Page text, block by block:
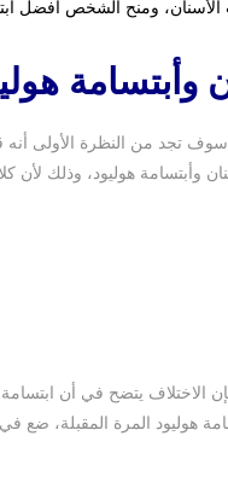
ومنح الشخص أفضل
وأبتسامة
تجد من النظرة الأولى أنه
وأبتسامة هوليود، وذلك لأن
الاختلاف يتضح في أن
هوليود المرة المقبلة، ضع